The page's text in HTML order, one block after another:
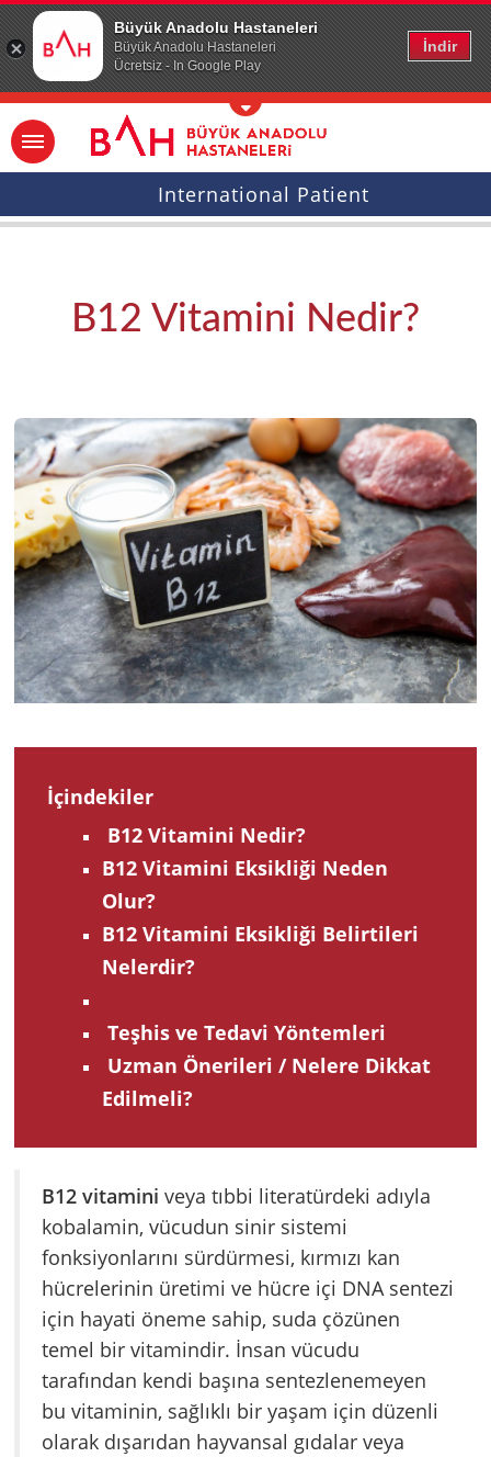
Büyük Anadolu Hastaneleri
Büyük Anadolu Hastaneleri
Ücretsiz - In Google Play
İndir
Ana icerige atla
International Patient
B12 Vitamini Nedir?
İçindekiler
B12 Vitamini Nedir?
B12 Vitamini Eksikliği Neden
Olur?
B12 Vitamini Eksikliği Belirtileri
Nelerdir?
Teşhis ve Tedavi Yöntemleri
Uzman Önerileri / Nelere Dikkat
Edilmeli?
B12 vitamini veya tıbbi literatürdeki adıyla
kobalamin, vücudun sinir sistemi
fonksiyonlarını sürdürmesi, kırmızı kan
hücrelerinin üretimi ve hücre içi DNA sentezi
için hayati öneme sahip, suda çözünen
temel bir vitamindir. İnsan vücudu
tarafından kendi başına sentezlenemeyen
bu vitaminin, sağlıklı bir yaşam için düzenli
olarak dışarıdan hayvansal gıdalar veya